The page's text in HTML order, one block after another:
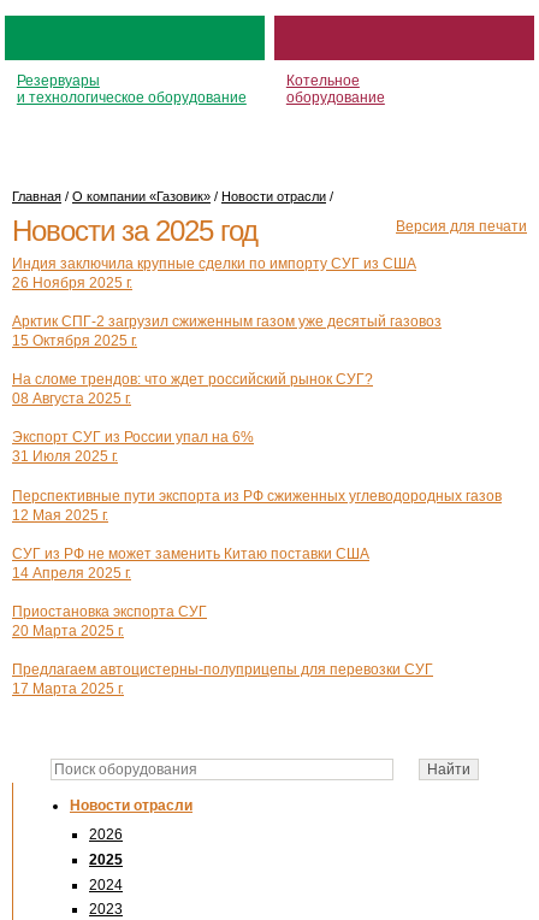
Резервуары
и технологическое оборудование
Котельное
оборудование
Новости отрасли
2026
2025
2024
2023
Главная / О компании «Газовик» / Новости отрасли /
Версия для печати
Новости за 2025 год
Индия заключила крупные сделки по импорту СУГ из США
26 Ноября 2025 г.
Арктик СПГ-2 загрузил сжиженным газом уже десятый газовоз
15 Октября 2025 г.
На сломе трендов: что ждет российский рынок СУГ?
08 Августа 2025 г.
Экспорт СУГ из России упал на 6%
31 Июля 2025 г.
Перспективные пути экспорта из РФ сжиженных углеводородных газов
12 Мая 2025 г.
СУГ из РФ не может заменить Китаю поставки США
14 Апреля 2025 г.
Приостановка экспорта СУГ
20 Марта 2025 г.
Предлагаем автоцистерны-полуприцепы для перевозки СУГ
17 Марта 2025 г.